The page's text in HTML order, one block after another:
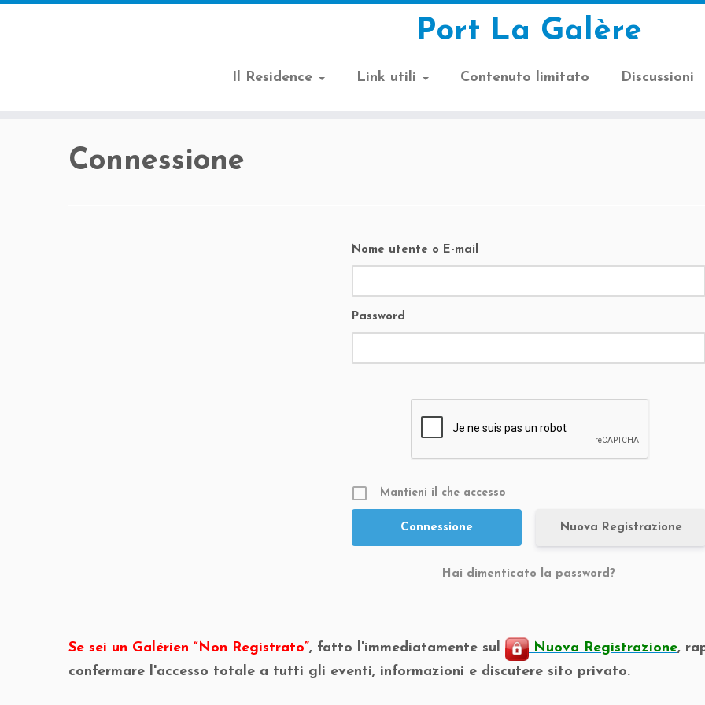
Port La Galère
Il Residence Link utili Contenuto limitato Discussioni
Connessione
Nome utente o E-mail
Password
Mantieni il che accesso
Nuova Registrazione
Hai dimenticato la password?
Se sei un Galérien “Non Registrato”, fatto l'immediatamente sul Nuova Registrazione,
confermare l'accesso totale a tutti gli eventi, informazioni e discutere sito privato.